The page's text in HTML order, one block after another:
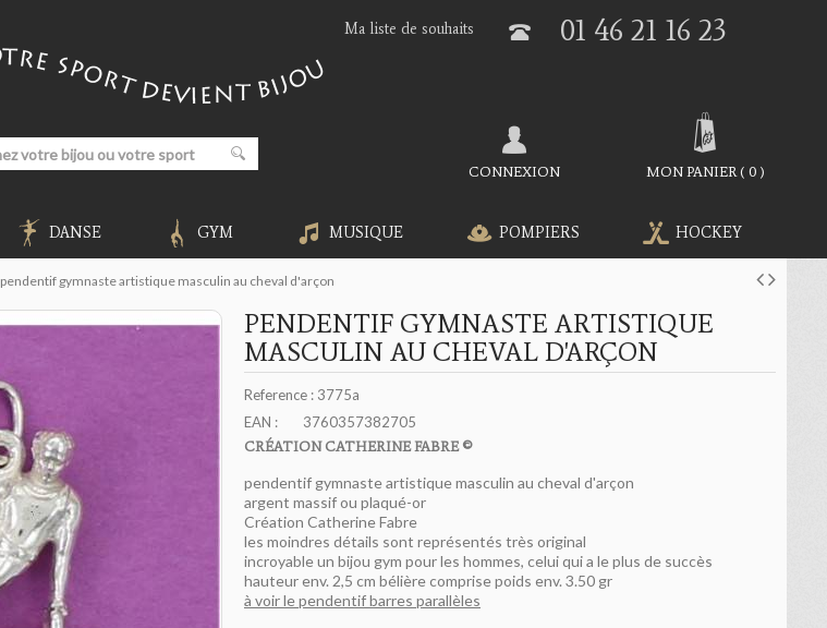
01 46 21 16 23
Ma liste de souhaits
MON PANIER( 0 )
CONNEXION
DANSE GYM MUSIQUE POMPIERS HOCKEY
pendentif gymnaste artistique masculin au cheval d'arçon
PENDENTIF GYMNASTE ARTISTIQUE
MASCULIN AU CHEVAL D'ARÇON
Reference : 3775a
EAN :
3760357382705
CRÉATION CATHERINE FABRE ©
pendentif gymnaste artistique masculin au cheval d'arçon
argent massif ou plaqué-or
Création Catherine Fabre
les moindres détails sont représentés très original
incroyable un bijou gym pour les hommes, celui qui a le plus de succès
hauteur env. 2,5 cm bélière comprise poids env. 3.50 gr
à voir le pendentif barres parallèles